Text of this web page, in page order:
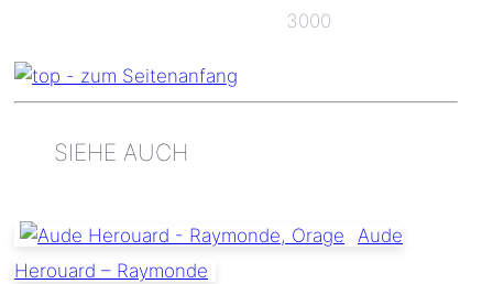
SIEHE AUCH
Aude
Herouard – Raymonde